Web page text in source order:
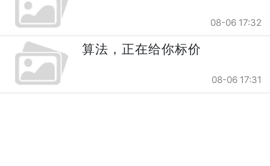
08-06 17:32
算法，正在给你标价
08-06 17:31